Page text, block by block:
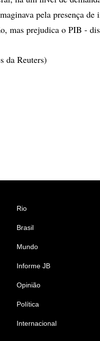
pela presença
mas prejudica o PIB -
da Reuters)
Rio
Brasil
Mundo
Informe JB
Opinião
Política
Internacional